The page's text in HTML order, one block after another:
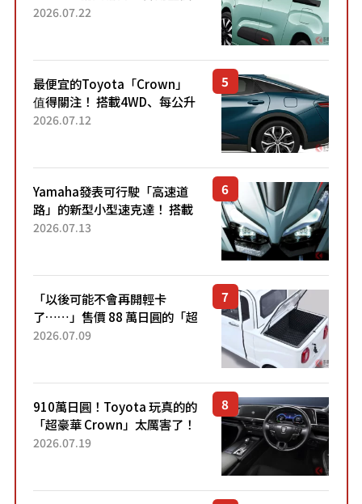
4.7公尺剛剛好的車身尺寸與
2026.07.22
最便宜的Toyota「Crown」
值得關注！ 搭載4WD、每公升
22.4公里低油耗表現超亮眼！
2026.07.12
Yamaha發表可行駛「高速道
路」的新型小型速克達！ 搭載
能享受超強勁「渦輪感」的動
2026.07.13
「以後可能不會再開輕卡
了……」售價 88 萬日圓的「超
迷你輕型貨車」引發兩極評
了！...
2026.07.09
910萬日圓！Toyota 玩真的的
「超豪華 Crown」太厲害了！
採用由「匠人技藝」打造的
2026.07.19